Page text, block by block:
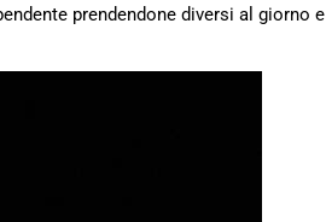
prendendone diversi al giorno e